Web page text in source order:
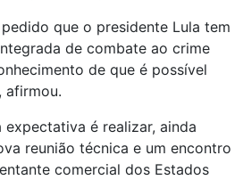
que o presidente Lula tem
de combate ao crime
de que é possível
afirmou.
é realizar, ainda
reunião técnica e um encontro
comercial dos Estados